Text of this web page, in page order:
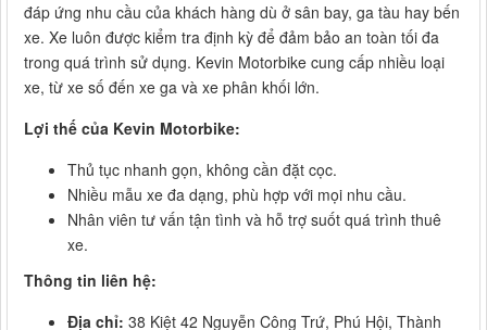
đáp ứng nhu cầu của khách hàng dù ở sân bay, ga tàu hay bến
xe. Xe luôn được kiểm tra định kỳ để đảm bảo an toàn tối đa
trong quá trình sử dụng. Kevin Motorbike cung cấp nhiều loại
xe, từ xe số đến xe ga và xe phân khối lớn.
Lợi thế của Kevin Motorbike:
Thủ tục nhanh gọn, không cần đặt cọc.
Nhiều mẫu xe đa dạng, phù hợp với mọi nhu cầu.
Nhân viên tư vấn tận tình và hỗ trợ suốt quá trình thuê
xe.
Thông tin liên hệ:
Địa chỉ: 38 Kiệt 42 Nguyễn Công Trứ, Phú Hội, Thành